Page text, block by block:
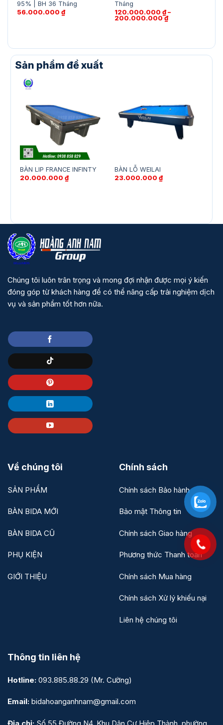
95% | BH 36 Tháng
56.000.000 ₫
Tháng
120.000.000 ₫ –
200.000.000₫Khoảng
giá:
200.000.000 ₫
Sản phẩm đề xuất
BÀN LIP FRANCE INFINTY
20.000.000 ₫
BÀN LỖ WEILAI
23.000.000 ₫
Chúng tôi luôn trân trọng và mong đợi nhận được mọi ý kiến
đóng góp từ khách hàng để có thể nâng cấp trải nghiệm dịch
vụ và sản phẩm tốt hơn nữa.
Về chúng tôi
SẢN PHẨM
BÀN BIDA MỚI
BÀN BIDA CŨ
PHỤ KIỆN
GIỚI THIỆU
Chính sách
Chính sách Bảo hành
Bảo mật Thông tin
Chính sách Giao hàng
Phương thức Thanh toán
Chính sách Mua hàng
Chính sách Xử lý khiếu nại
Liên hệ chúng tôi
Thông tin liên hệ
Hotline: 093.885.88.29 (Mr. Cường)
Email: bidahoanganhnam@gmail.com
Địa chỉ: Số 55 Đường N4, Khu Dân Cư Hiệp Thành, phường